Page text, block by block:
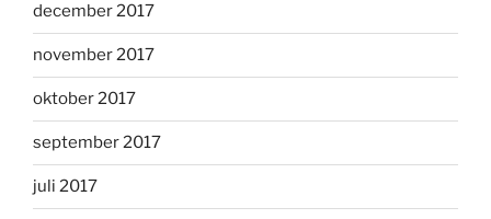
december 2017
november 2017
oktober 2017
september 2017
juli 2017